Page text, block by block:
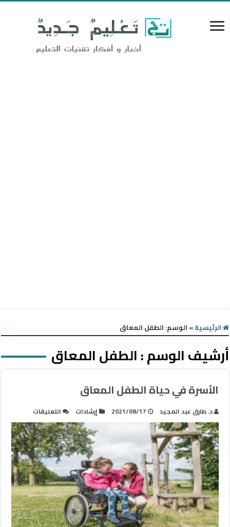
الرئيسية» الوسم: الطفل المعاق
أرشيف الوسم :الطفل المعاق
الأسرة في حياة الطفل المعاق
د. طارق عبد المجيد 2021/08/17 إرشادات التعليقات
الأسرة
في
حياة
الطفل
المعاق
مغلقة